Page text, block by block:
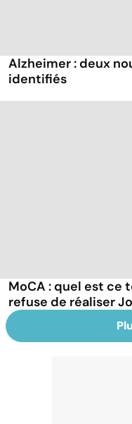
Alzheimer : deux
identifiés
MoCA : quel est
refuse de réaliser